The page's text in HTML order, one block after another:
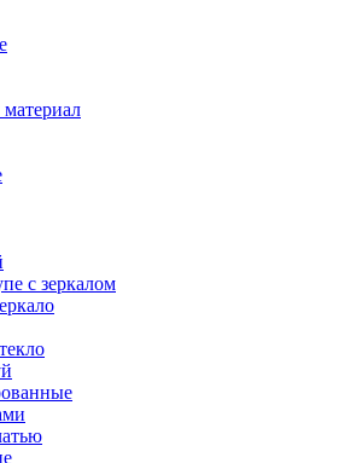
с зеркалом